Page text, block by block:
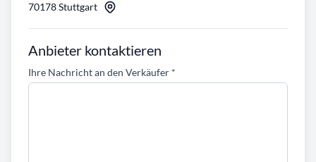
70178 Stuttgart
Anbieter kontaktieren
Ihre Nachricht an den Verkäufer *